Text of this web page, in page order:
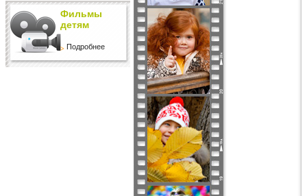
Фильмы
детям
Подробнее